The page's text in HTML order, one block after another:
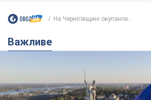
На Чернігівщині окупанти...
Важливе